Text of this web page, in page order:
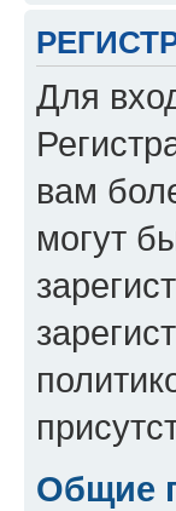
Для
вам
могут
Общие